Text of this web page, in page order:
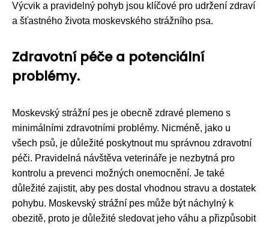
Výcvik a pravidelný pohyb jsou klíčové pro udržení zdraví
a šťastného života moskevského strážního psa.
Zdravotní péče a potenciální
problémy.
Moskevský strážní pes je obecně zdravé plemeno s
minimálními zdravotními problémy. Nicméně, jako u
všech psů, je důležité poskytnout mu správnou zdravotní
péči. Pravidelná návštěva veterináře je nezbytná pro
kontrolu a prevenci možných onemocnění. Je také
důležité zajistit, aby pes dostal vhodnou stravu a dostatek
pohybu. Moskevský strážní pes může být náchylný k
obezitě, proto je důležité sledovat jeho váhu a přizpůsobit